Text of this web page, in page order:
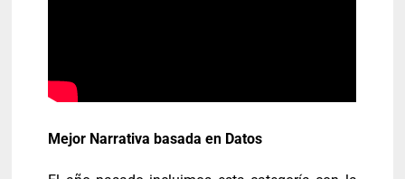
Mejor Narrativa basada en Datos